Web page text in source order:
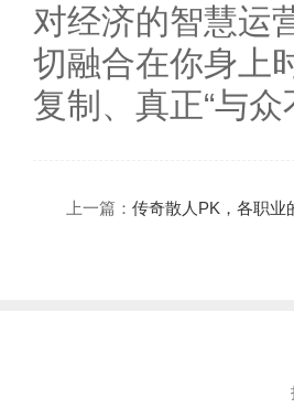
对经济的智慧运
切融合在你身上
复制、真正“与
上一篇： 传奇散人PK，各职业